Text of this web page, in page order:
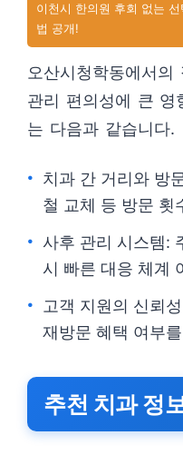
이천시 한의원 후회 없는
법 공개!
오산시청학동에서
관리 편의성에 큰 영
는 다음과 같습니다.
치과 간 거리와 방
철 교체 등 방문 횟
사후 관리 시스템:
시 빠른 대응 체계
고객 지원의 신뢰
재방문 혜택 여부
추천 치과 정